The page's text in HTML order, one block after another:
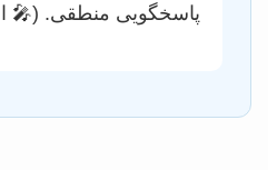
پاسخگویی منطقی. (🎤